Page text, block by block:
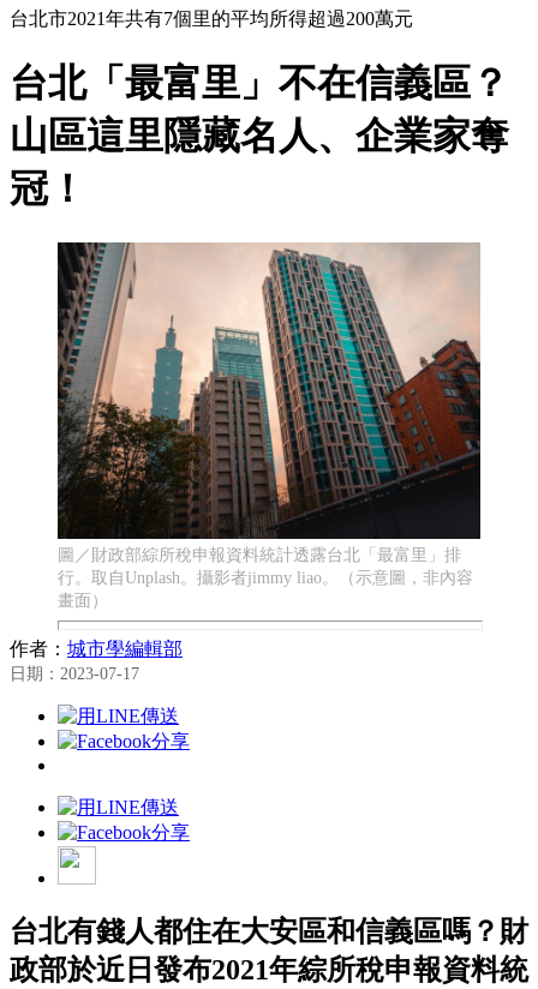
台北市2021年共有7個里的平均所得超過200萬元
台北「最富里」不在信義區？
山區這里隱藏名人、企業家奪
冠！
圖／財政部綜所稅申報資料統計透露台北「最富里」排
行。取自Unplash。攝影者jimmy liao。（示意圖，非內容
畫面）
作者： 城市學編輯部
日期：2023-07-17
台北有錢人都住在大安區和信義區嗎？財
政部於近日發布2021年綜所稅申報資料統